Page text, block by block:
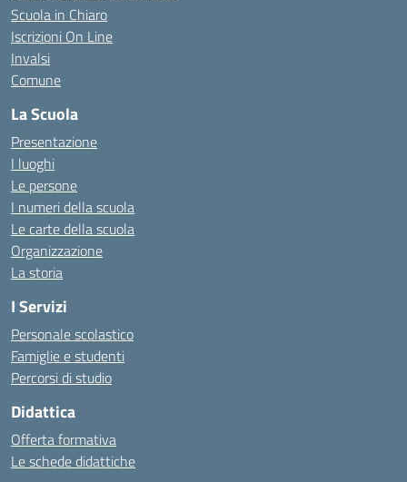
Scuola in Chiaro
Iscrizioni On Line
Invalsi
Comune
La Scuola
Presentazione
I luoghi
Le persone
I numeri della scuola
Le carte della scuola
Organizzazione
La storia
I Servizi
Personale scolastico
Famiglie e studenti
Percorsi di studio
Didattica
Offerta formativa
Le schede didattiche